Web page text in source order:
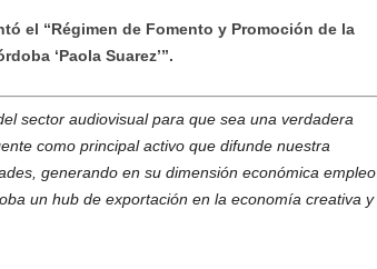
el “Régimen de Fomento y Promoción de la
‘Paola Suarez’”.
sector audiovisual para que sea una verdadera
como principal activo que difunde nuestra
generando en su dimensión económica empleo
un hub de exportación en la economía creativa y